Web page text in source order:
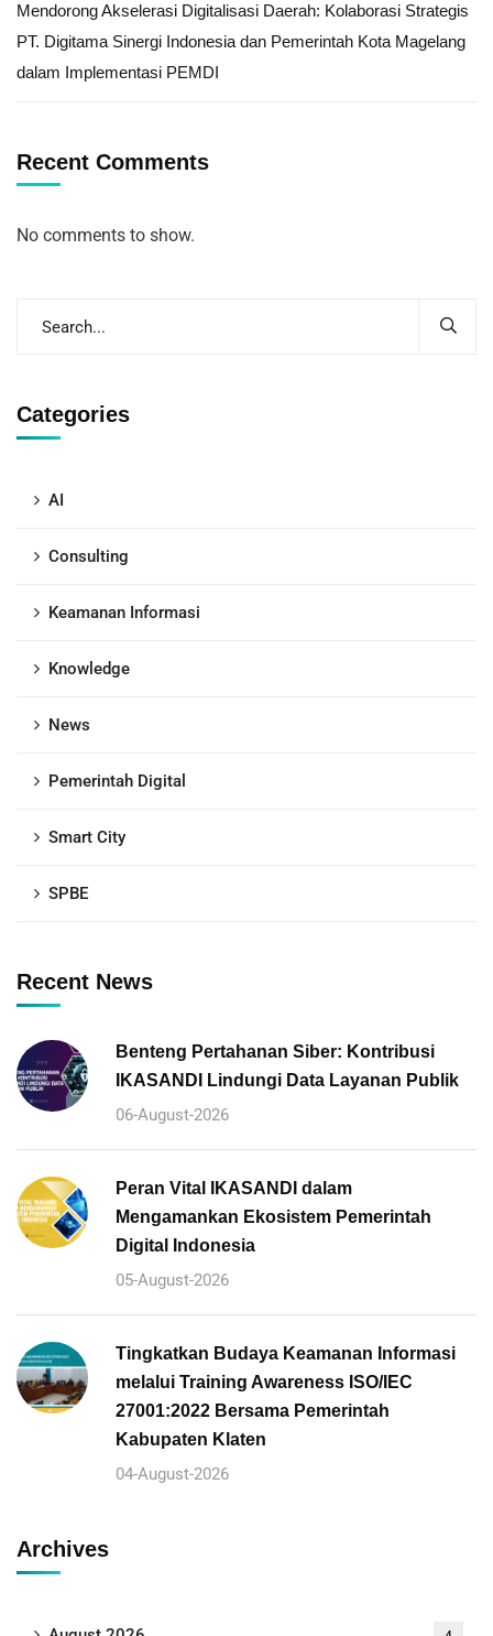
Mendorong Akselerasi Digitalisasi Daerah: Kolaborasi Strategis
PT. Digitama Sinergi Indonesia dan Pemerintah Kota Magelang
dalam Implementasi PEMDI
Recent Comments
No comments to show.
Categories
AI
Consulting
Keamanan Informasi
Knowledge
News
Pemerintah Digital
Smart City
SPBE
Recent News
Benteng Pertahanan Siber: Kontribusi
IKASANDI Lindungi Data Layanan Publik
06-August-2026
Peran Vital IKASANDI dalam
Mengamankan Ekosistem Pemerintah
Digital Indonesia
05-August-2026
Tingkatkan Budaya Keamanan Informasi
melalui Training Awareness ISO/IEC
27001:2022 Bersama Pemerintah
Kabupaten Klaten
04-August-2026
Archives